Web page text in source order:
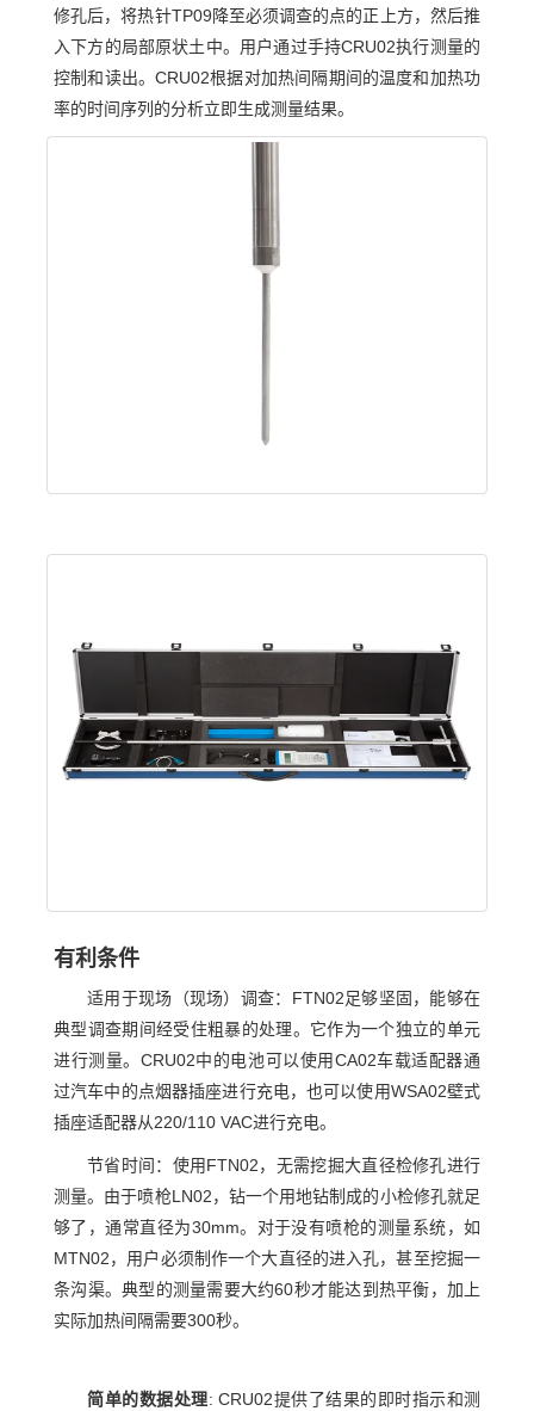
修孔后，将热针TP09降至必须调查的点的正上方，然后推
入下方的局部原状土中。用户通过手持CRU02执行测量的
控制和读出。CRU02根据对加热间隔期间的温度和加热功
率的时间序列的分析立即生成测量结果。
有利条件
适用于现场（现场）调查：FTN02足够坚固，能够在
典型调查期间经受住粗暴的处理。它作为一个独立的单元
进行测量。CRU02中的电池可以使用CA02车载适配器通
过汽车中的点烟器插座进行充电，也可以使用WSA02壁式
插座适配器从220/110 VAC进行充电。
节省时间：使用FTN02，无需挖掘大直径检修孔进行
测量。由于喷枪LN02，钻一个用地钻制成的小检修孔就足
够了，通常直径为30mm。对于没有喷枪的测量系统，如
MTN02，用户必须制作一个大直径的进入孔，甚至挖掘一
条沟渠。典型的测量需要大约60秒才能达到热平衡，加上
实际加热间隔需要300秒。
简单的数据处理: CRU02提供了结果的即时指示和测